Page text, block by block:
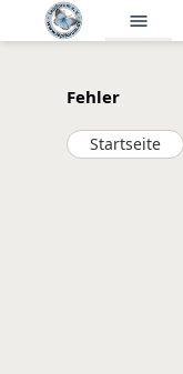
menu
Fehler
Startseite